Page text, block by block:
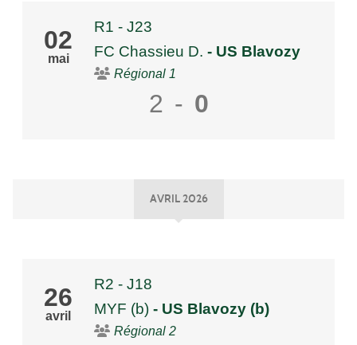
02
mai
R1 - J23
FC Chassieu D. - US Blavozy
Régional 1
2 - 0
AVRIL 2026
26
avril
R2 - J18
MYF (b) - US Blavozy (b)
Régional 2